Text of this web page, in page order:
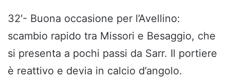
32′- Buona occasione per l’Avellino:
scambio rapido tra Missori e Besaggio, che
si presenta a pochi passi da Sarr. Il portiere
è reattivo e devia in calcio d’angolo.